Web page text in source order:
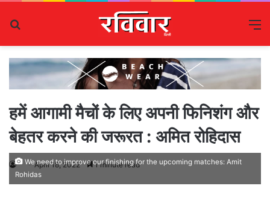
हमें आगामी मैचों के लिए अपनी फिनिशंग और
बेहतर करने की जरूरत : अमित रोहिदास
April 18, 2022 1 minute read
We need to improve our finishing for the upcoming matches: Amit
Rohidas